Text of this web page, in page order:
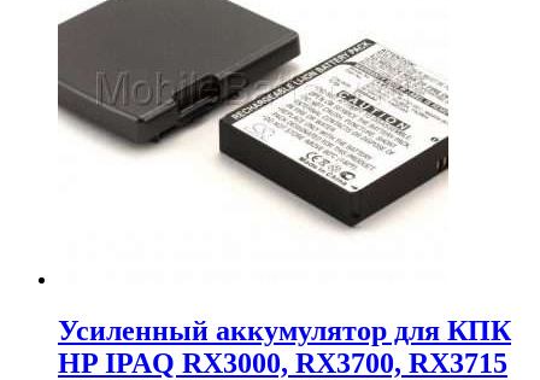
Усиленный аккумулятор для КПК
HP IPAQ RX3000, RX3700, RX3715